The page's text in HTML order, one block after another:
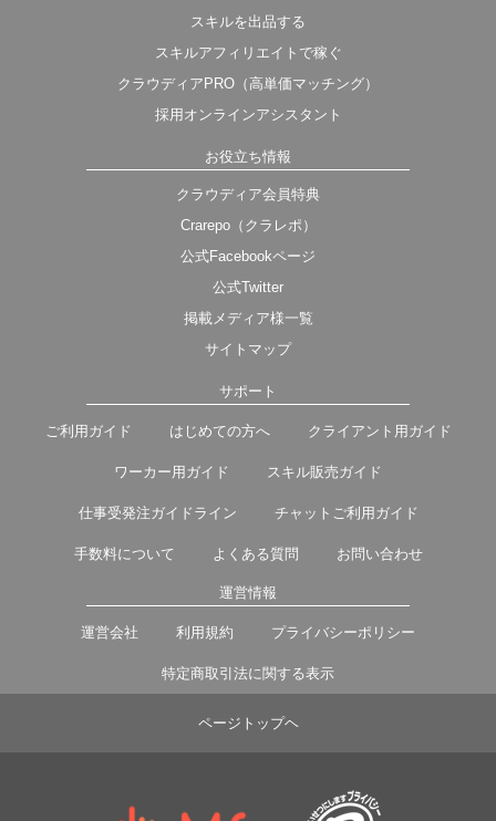
スキルを出品する
スキルアフィリエイトで稼ぐ
クラウディアPRO（高単価マッチング）
採用オンラインアシスタント
お役立ち情報
クラウディア会員特典
Crarepo（クラレポ）
公式Facebookページ
公式Twitter
掲載メディア様一覧
サイトマップ
サポート
ご利用ガイド はじめての方へ クライアント用ガイド
ワーカー用ガイド スキル販売ガイド
仕事受発注ガイドライン チャットご利用ガイド
手数料について よくある質問 お問い合わせ
運営情報
運営会社 利用規約 プライバシーポリシー
特定商取引法に関する表示
ページトップヘ